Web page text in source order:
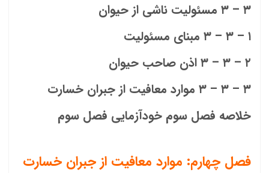
۳ – ۳ مسئولیت ناشی از حیوان
۱ – ۳ – ۳ مبنای مسئولیت
۲ – ۳ – ۳ اذن صاحب حیوان
۳ – ۳ – ۳ موارد معافیت از جبران خسارت
خلاصه فصل سوم خودآزمایی فصل سوم
فصل چهارم: موارد معافیت از جبران خسارت